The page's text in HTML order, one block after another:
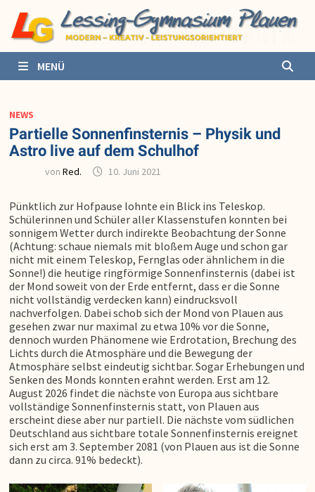
zum
Inhalt
MENÜ
NEWS
Partielle Sonnenfinsternis – Physik und
Astro live auf dem Schulhof
vonRed. 10. Juni 2021
Pünktlich zur Hofpause lohnte ein Blick ins Teleskop.
Schülerinnen und Schüler aller Klassenstufen konnten bei
sonnigem Wetter durch indirekte Beobachtung der Sonne
(Achtung: schaue niemals mit bloßem Auge und schon gar
nicht mit einem Teleskop, Fernglas oder ähnlichem in die
Sonne!) die heutige ringförmige Sonnenfinsternis (dabei ist
der Mond soweit von der Erde entfernt, dass er die Sonne
nicht vollständig verdecken kann) eindrucksvoll
nachverfolgen. Dabei schob sich der Mond von Plauen aus
gesehen zwar nur maximal zu etwa 10% vor die Sonne,
dennoch wurden Phänomene wie Erdrotation, Brechung des
Lichts durch die Atmosphäre und die Bewegung der
Atmosphäre selbst eindeutig sichtbar. Sogar Erhebungen und
Senken des Monds konnten erahnt werden. Erst am 12.
August 2026 findet die nächste von Europa aus sichtbare
vollständige Sonnenfinsternis statt, von Plauen aus
erscheint diese aber nur partiell. Die nächste vom südlichen
Deutschland aus sichtbare totale Sonnenfinsternis ereignet
sich erst am 3. September 2081 (von Plauen aus ist die Sonne
dann zu circa. 91% bedeckt).